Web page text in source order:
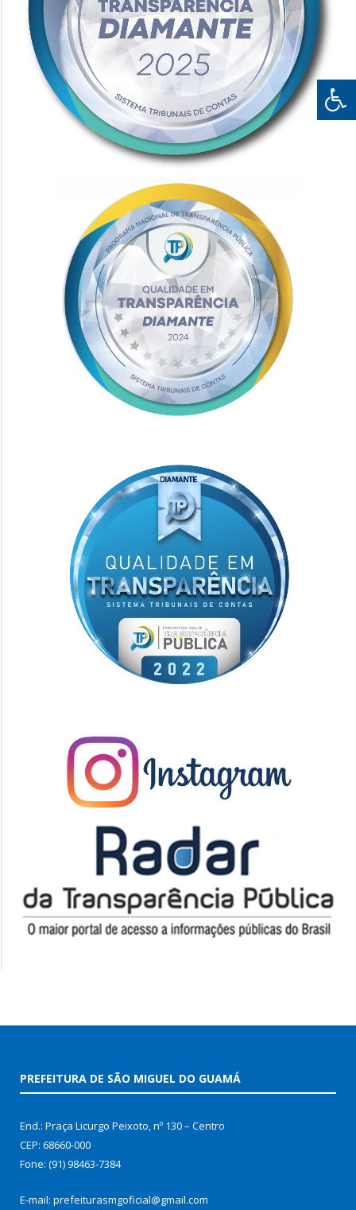
PREFEITURA DE SÃO MIGUEL DO GUAMÁ
End.: Praça Licurgo Peixoto, nº 130 – Centro
CEP: 68660-000
Fone: (91) 98463-7384
E-mail: prefeiturasmgoficial@gmail.com